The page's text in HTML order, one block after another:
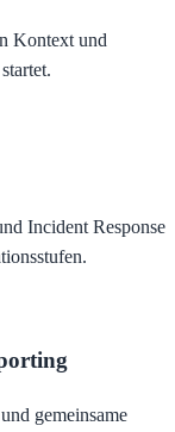
Kontext und
Incident Response
gemeinsame